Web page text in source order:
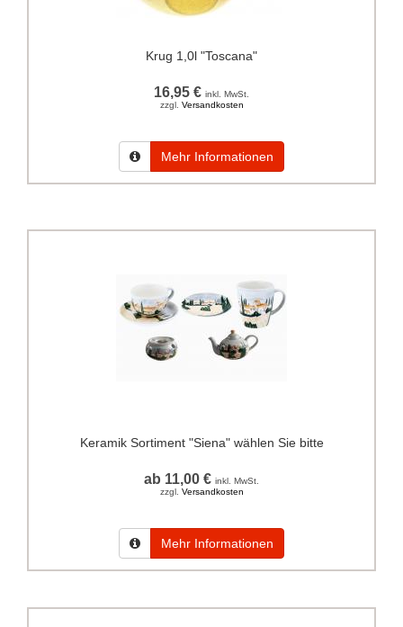
Krug 1,0l "Toscana"
16,95 € inkl. MwSt.
zzgl. Versandkosten
Mehr Informationen
Keramik Sortiment "Siena" wählen Sie bitte
ab 11,00 € inkl. MwSt.
zzgl. Versandkosten
Mehr Informationen